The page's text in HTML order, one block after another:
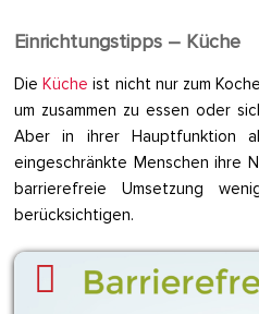
Einrichtungstipps – Küche
DieKüche ist nicht nur zum
um zusammen zu essen oder
Aber in ihrer Hauptfunktion
eingeschränkte Menschen ihre
barrierefreie Umsetzung
berücksichtigen.